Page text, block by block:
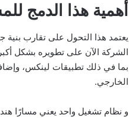
أهمية هذا الدمج
يعتمد هذا التحول على تقارب
الشركة الآن على تطويره بشكل
بما في ذلك تطبيقات لينكس،
الخارجي.
و نظام تشغيل واحد يعني مسارًا